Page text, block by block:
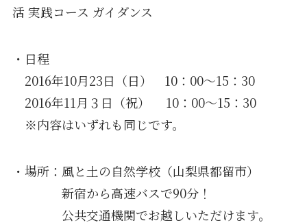
活 実践コース ガイダンス
・日程
2016年10月23日（日） 10：00～15：30
2016年11月３日（祝） 10：00～15：30
※内容はいずれも同じです。
・場所：風と土の自然学校（山梨県都留市）
新宿から高速バスで90分！
公共交通機関でお越しいただけます。